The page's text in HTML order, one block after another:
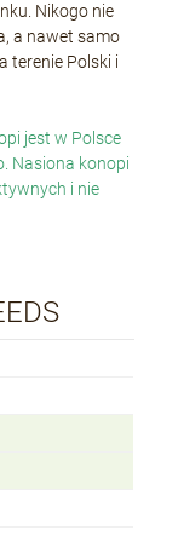
Nikogo nie
a nawet samo
terenie Polski i
jest w Polsce
Nasiona konopi
i nie